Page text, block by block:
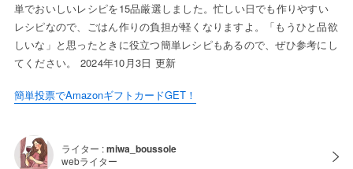
単でおいしいレシピを15品厳選しました。忙しい日でも作りやすい
レシピなので、ごはん作りの負担が軽くなりますよ。「もうひと品欲
しいな」と思ったときに役立つ簡単レシピもあるので、ぜひ参考にし
てください。 2024年10月3日 更新
簡単投票でAmazonギフトカードGET！
ライター :miwa_boussole
webライター